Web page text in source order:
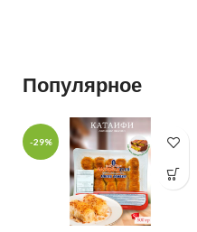
Популярное
-29%